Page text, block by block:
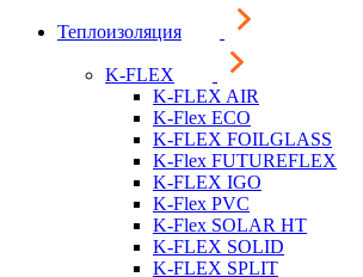
Теплоизоляция
K-FLEX
K-FLEX AIR
K-Flex ECO
K-FLEX FOILGLASS
K-Flex FUTUREFLEX
K-FLEX IGO
K-Flex PVC
K-Flex SOLAR HT
K-FLEX SOLID
K-FLEX SPLIT